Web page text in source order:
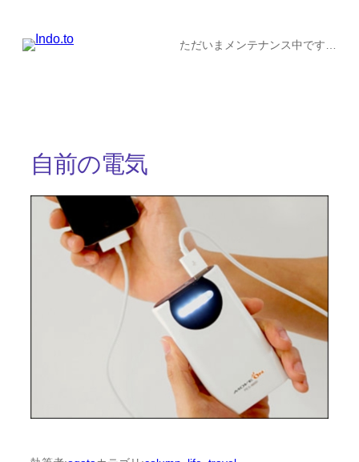
ただいまメンテナンス中です…
自前の電気